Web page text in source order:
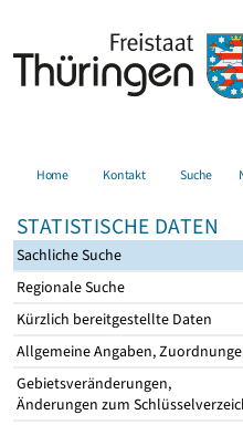
Home Kontakt Suche
STATISTISCHE DATEN
Sachliche Suche
Regionale Suche
Kürzlich bereitgestellte Daten
Allgemeine Angaben,
Gebietsveränderungen,
Änderungen zum